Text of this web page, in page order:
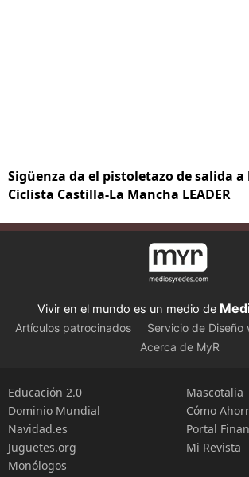
Sigüenza da el pistoletazo de salida
Ciclista Castilla-La Mancha LEADER
Vivir en el mundo es un medio de
Artículos patrocinados Servicio de Diseño
Acerca de MyR
Educación 2.0
Dominio Mundial
Navidad.es
Juguetes.org
Monólogos
Mascotalia
Cómo
Portal
Mi Revista